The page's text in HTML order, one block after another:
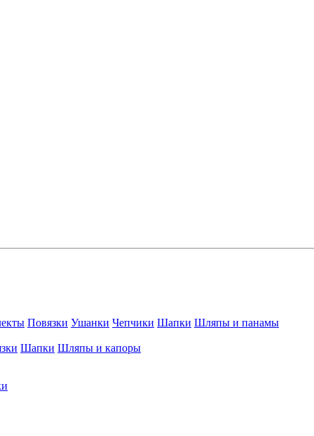
Повязки Ушанки Чепчики Шапки Шляпы и панамы
Шапки Шляпы и капоры